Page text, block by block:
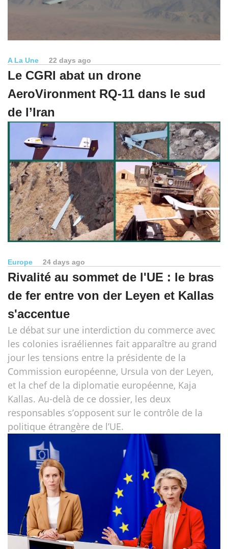
A La Une 22 days ago
Le CGRI abat un drone
AeroVironment RQ-11 dans le sud
de l’Iran
Europe 24 days ago
Rivalité au sommet de l'UE : le bras
de fer entre von der Leyen et Kallas
s'accentue
Le débat sur une interdiction du commerce avec
les colonies israéliennes fait apparaître au grand
jour les tensions entre la présidente de la
Commission européenne, Ursula von der Leyen,
et la chef de la diplomatie européenne, Kaja
Kallas. Au-delà de ce dossier, les deux
responsables s’opposent sur le contrôle de la
politique étrangère de l’UE.